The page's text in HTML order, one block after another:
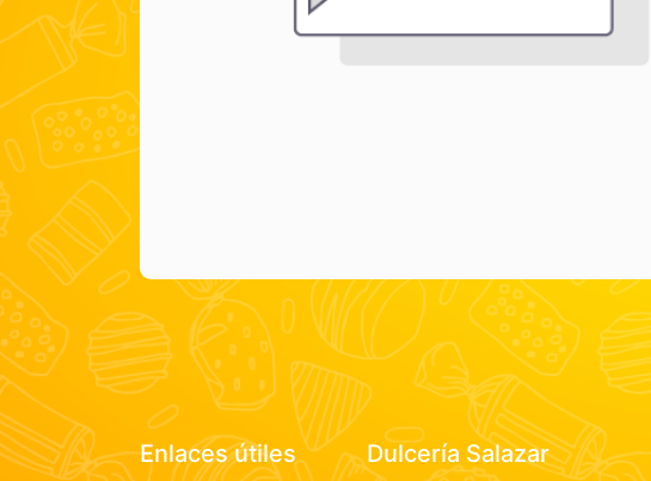
Enlaces útiles Dulcería Salazar